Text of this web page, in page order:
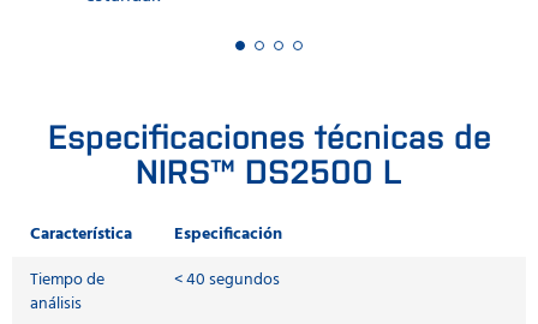
Especificaciones técnicas de
NIRS™ DS2500 L
Característica
Especificación
Tiempo de
análisis
< 40 segundos